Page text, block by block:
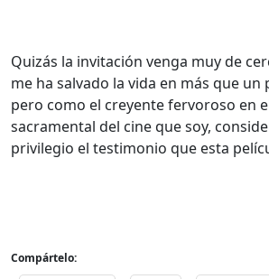
Quizás la invitación venga muy de
me ha salvado la vida en más que un
pero como el creyente fervoroso en
sacramental del cine que soy,
privilegio el testimonio que esta
Compártelo: